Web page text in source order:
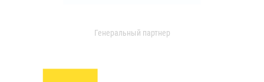
Генеральный партнер